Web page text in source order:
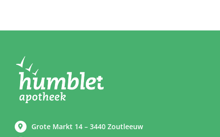
Grote Markt 14 – 3440 Zoutleeuw